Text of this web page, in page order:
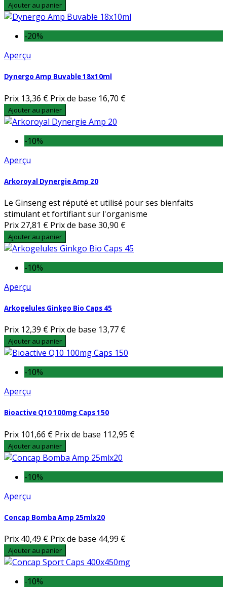
Ajouter au panier
-20%
Aperçu
Dynergo Amp Buvable 18x10ml
Prix 13,36 € Prix de base 16,70 €
Ajouter au panier
-10%
Aperçu
Arkoroyal Dynergie Amp 20
Le Ginseng est réputé et utilisé pour ses bienfaits
stimulant et fortifiant sur l'organisme
Prix 27,81 € Prix de base 30,90 €
Ajouter au panier
-10%
Aperçu
Arkogelules Ginkgo Bio Caps 45
Prix 12,39 € Prix de base 13,77 €
Ajouter au panier
-10%
Aperçu
Bioactive Q10 100mg Caps 150
Prix 101,66 € Prix de base 112,95 €
Ajouter au panier
-10%
Aperçu
Concap Bomba Amp 25mlx20
Prix 40,49 € Prix de base 44,99 €
Ajouter au panier
-10%